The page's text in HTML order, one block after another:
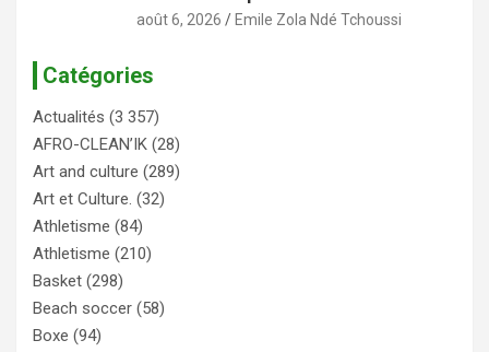
août 6, 2026 Emile Zola Ndé Tchoussi
Catégories
Actualités (3 357)
AFRO-CLEAN’IK (28)
Art and culture (289)
Art et Culture. (32)
Athletisme (84)
Athletisme (210)
Basket (298)
Beach soccer (58)
Boxe (94)